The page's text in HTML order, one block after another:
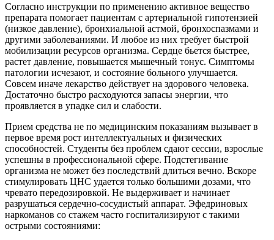
Согласно инструкции по применению активное вещество
препарата помогает пациентам с артериальной гипотензией
(низкое давление), бронхиальной астмой, бронхоспазмами и
другими заболеваниями. И любое из них требует быстрой
мобилизации ресурсов организма. Сердце бьется быстрее,
растет давление, повышается мышечный тонус. Симптомы
патологии исчезают, и состояние больного улучшается.
Совсем иначе лекарство действует на здорового человека.
Достаточно быстро расходуются запасы энергии, что
проявляется в упадке сил и слабости.
Прием средства не по медицинским показаниям вызывает в
первое время рост интеллектуальных и физических
способностей. Студенты без проблем сдают сессии, взрослые
успешны в профессиональной сфере. Подстегивание
организма не может без последствий длиться вечно. Вскоре
стимулировать ЦНС удается только большими дозами, что
чревато передозировкой. Не выдерживает и начинает
разрушаться сердечно-сосудистый аппарат. Эфедриновых
наркоманов со стажем часто госпитализируют с такими
острыми состояниями: